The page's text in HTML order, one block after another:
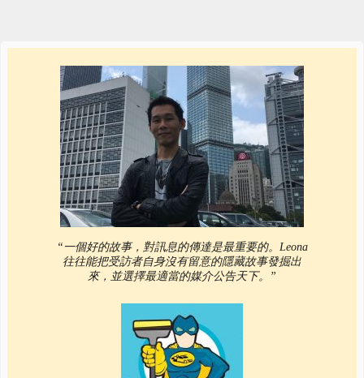
“一個好的故事，對訊息的傳達是最重要的。Leona
往往能把受訪者自身沒有留意的隱藏故事發掘出
來，並選擇最適當的媒介公告天下。”